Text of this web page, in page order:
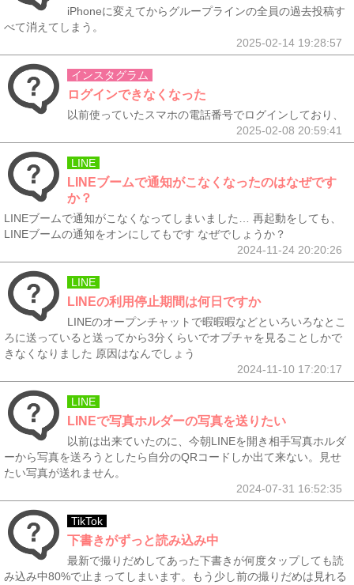
iPhoneに変えてからグループラインの全員の過去投稿す
べて消えてしまう。
2025-02-14 19:28:57
インスタグラム
ログインできなくなった
以前使っていたスマホの電話番号でログインしており、
2025-02-08 20:59:41
LINE
LINEブームで通知がこなくなったのはなぜです
か？
LINEブームで通知がこなくなってしまいました… 再起動をしても、
LINEブームの通知をオンにしてもです なぜでしょうか？
2024-11-24 20:20:26
LINE
LINEの利用停止期間は何日ですか
LINEのオープンチャットで暇暇暇などといろいろなとこ
ろに送っていると送ってから3分くらいでオプチャを見ることしかで
きなくなりました 原因はなんでしょう
2024-11-10 17:20:17
LINE
LINEで写真ホルダーの写真を送りたい
以前は出来ていたのに、今朝LINEを開き相手写真ホルダ
ーから写真を送ろうとしたら自分のQRコードしか出て来ない。見せ
たい写真が送れません。
2024-07-31 16:52:35
TikTok
下書きがずっと読み込み中
最新で撮りだめしてあった下書きが何度タップしても読
み込み中80%で止まってしまいます。もう少し前の撮りだめは見れる